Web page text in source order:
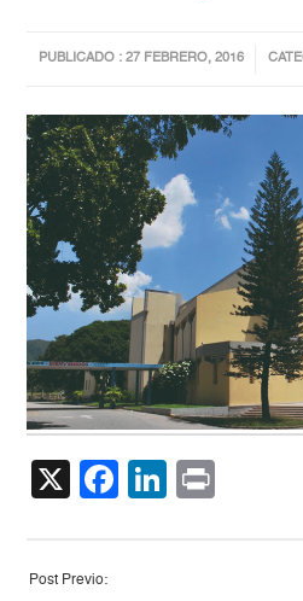
PUBLICADO : 27 FEBRERO, 2016
X Facebook
LinkedIn
Post Previo: